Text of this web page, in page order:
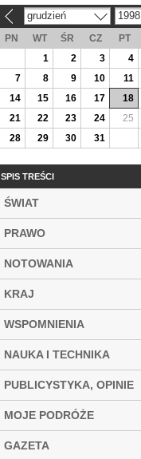
grudzień 1998
PN WT ŚR CZ PT
1
2 3 4
7
8 9 10 11
14
15 16 17 18
21
22 23 24 25
28
29 30 31
SPIS TREŚCI
ŚWIAT
PRAWO
NOTOWANIA
KRAJ
WSPOMNIENIA
NAUKA I TECHNIKA
PUBLICYSTYKA, OPINIE
MOJE PODRÓŻE
GAZETA